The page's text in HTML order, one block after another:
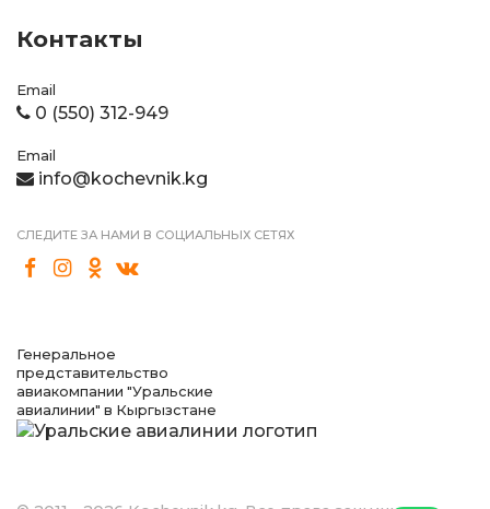
Контакты
Email
0 (550) 312-949
Email
info@kochevnik.kg
СЛЕДИТЕ ЗА НАМИ В СОЦИАЛЬНЫХ СЕТЯХ
Генеральное
представительство
авиакомпании "Уральские
авиалинии" в Кыргызстане